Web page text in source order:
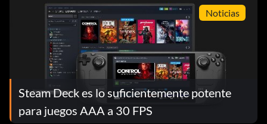
Noticias
Steam Deck es lo suficientemente potente
para juegos AAA a 30 FPS